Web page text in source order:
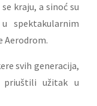
kraju, a sinoć su
spektakularnim
Aerodrom.
svih generacija,
užitak u